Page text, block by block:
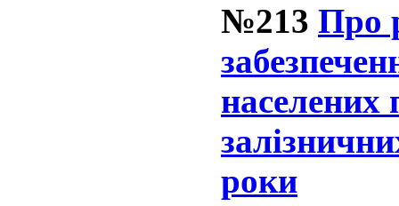
№213 Про
населених
роки